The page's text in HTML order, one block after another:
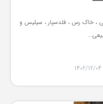
، خاک رس ، فلدسپار ، سیلیس و
1402/12/04